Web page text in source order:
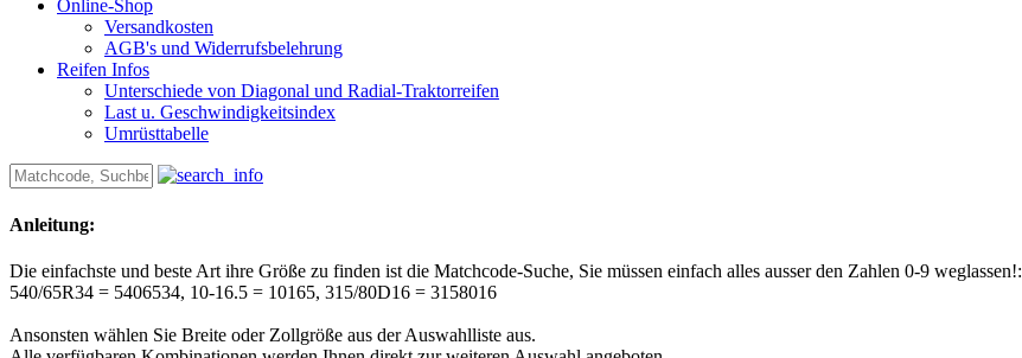
Online-Shop
Versandkosten
AGB's und Widerrufsbelehrung
Reifen Infos
Unterschiede von Diagonal und Radial-Traktorreifen
Last u. Geschwindigkeitsindex
Umrüsttabelle
Anleitung:
Die einfachste und beste Art ihre Größe zu finden ist die Matchcode-Suche, Sie müssen einfach alles ausser den Zahlen 0-9 weglassen!:
540/65R34 = 5406534, 10-16.5 = 10165, 315/80D16 = 3158016
Ansonsten wählen Sie Breite oder Zollgröße aus der Auswahlliste aus.